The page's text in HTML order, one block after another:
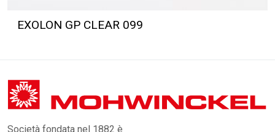
EXOLON GP CLEAR 099
Società fondata nel 1882 è